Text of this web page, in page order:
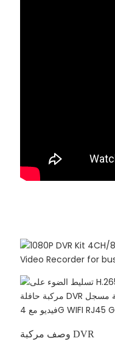
وصف مركبة DVR